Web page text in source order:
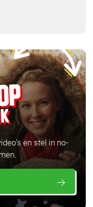
en stel in no-